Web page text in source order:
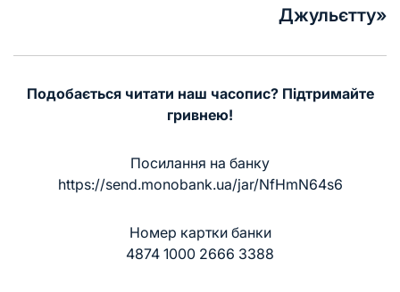
Джульєтту»
Подобається читати наш часопис? Підтримайте
гривнею!
Посилання на банку
https://send.monobank.ua/jar/NfHmN64s6
Номер картки банки
4874 1000 2666 3388